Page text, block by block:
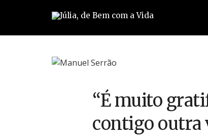
“É muito
contigo outra